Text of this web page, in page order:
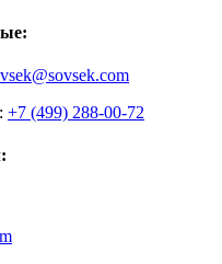
+7 (499) 288-00-72